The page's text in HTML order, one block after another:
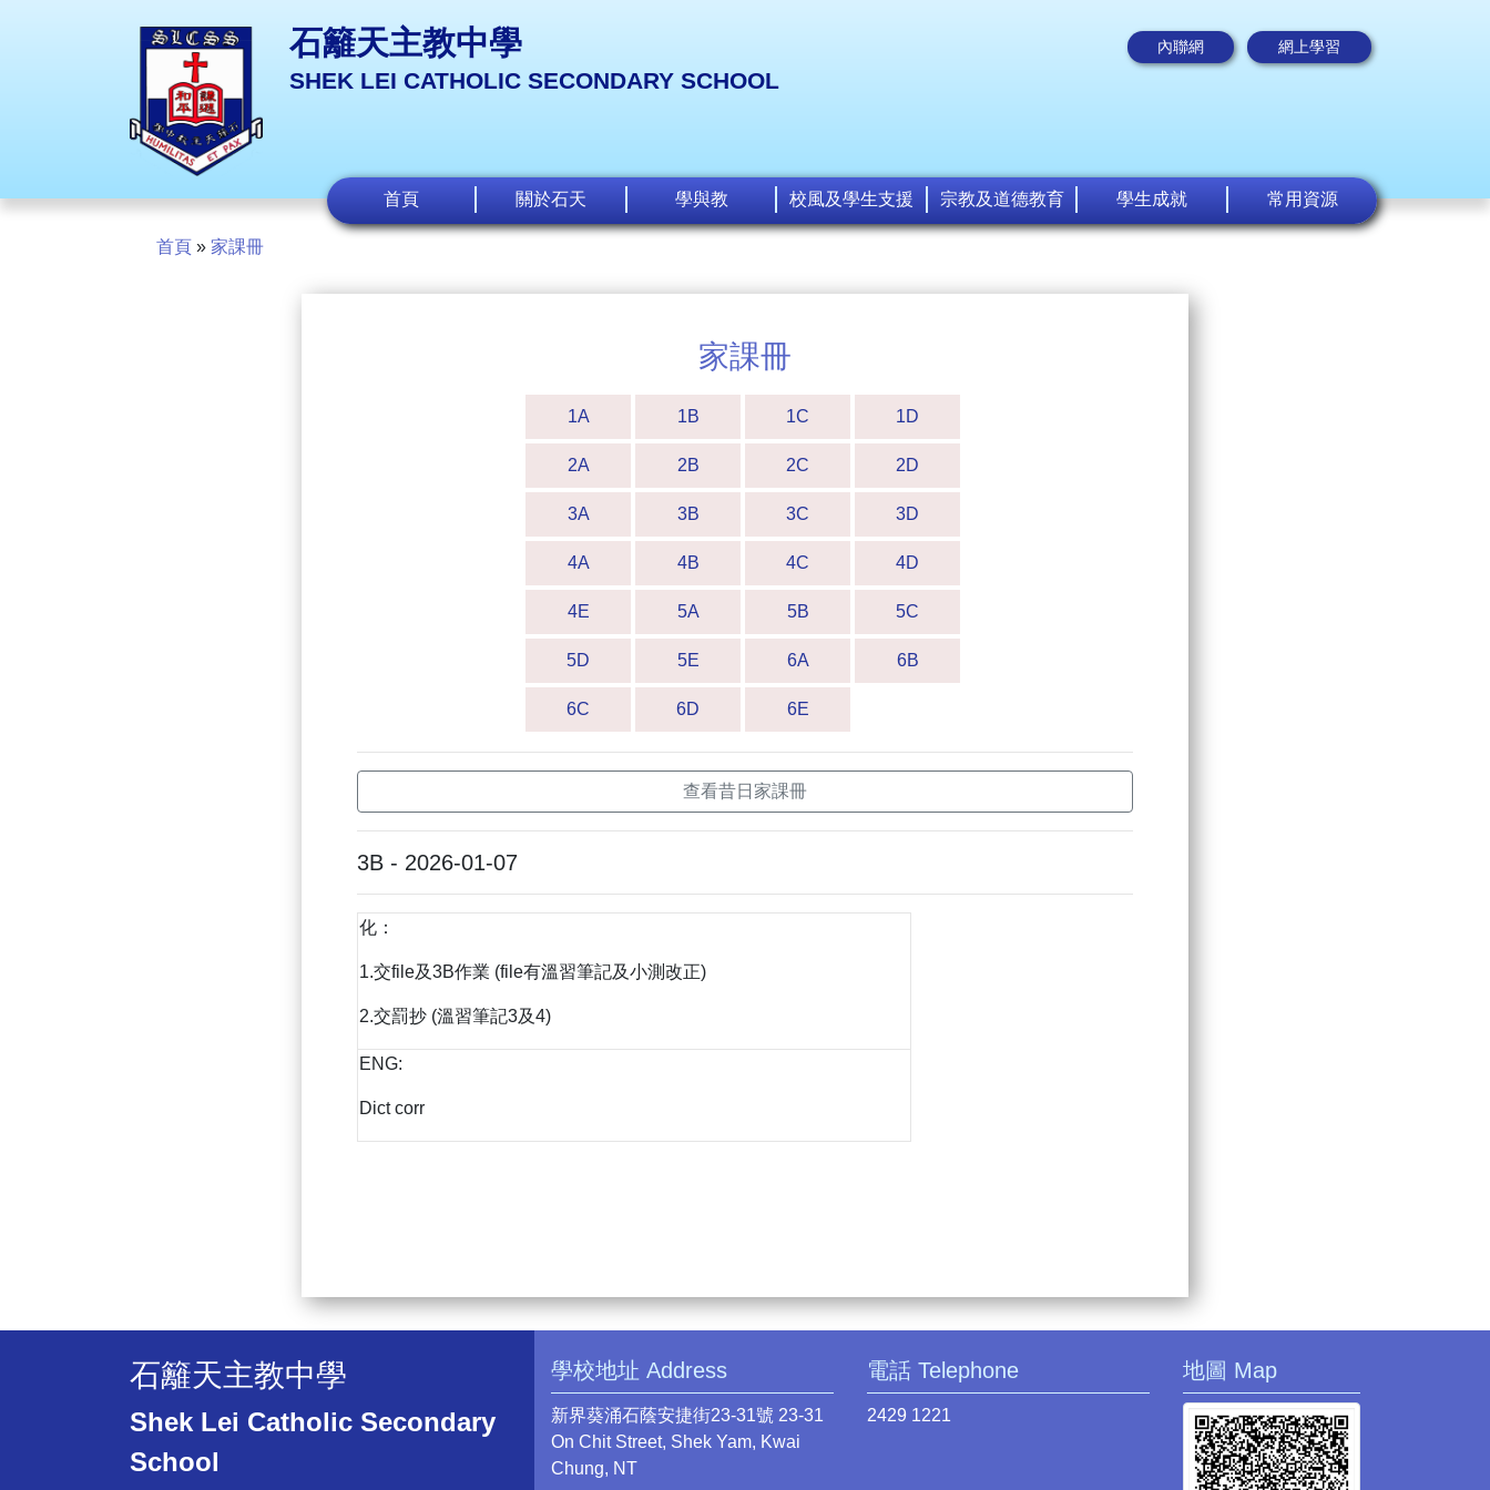
石籬天主教中學
SHEK LEI CATHOLIC SECONDARY SCHOOL
內聯網 網上學習
首頁 關於石天 學與教 校風及學生支援 宗教及道德教育 學生成就 常用資源
首頁 » 家課冊
家課冊
1A 1B 1C 1D
2A 2B 2C 2D
3A 3B 3C 3D
4A 4B 4C 4D
4E 5A 5B 5C
5D 5E 6A 6B
6C 6D 6E
查看昔日家課冊
3B - 2026-01-07
化：
1.交file及3B作業 (file有溫習筆記及小測改正)
2.交罰抄 (溫習筆記3及4)
ENG:
Dict corr
石籬天主教中學
Shek Lei Catholic Secondary
School
學校地址 Address
新界葵涌石蔭安捷街23-31號 23-31
On Chit Street, Shek Yam, Kwai
Chung, NT
電話 Telephone
2429 1221
地圖 Map